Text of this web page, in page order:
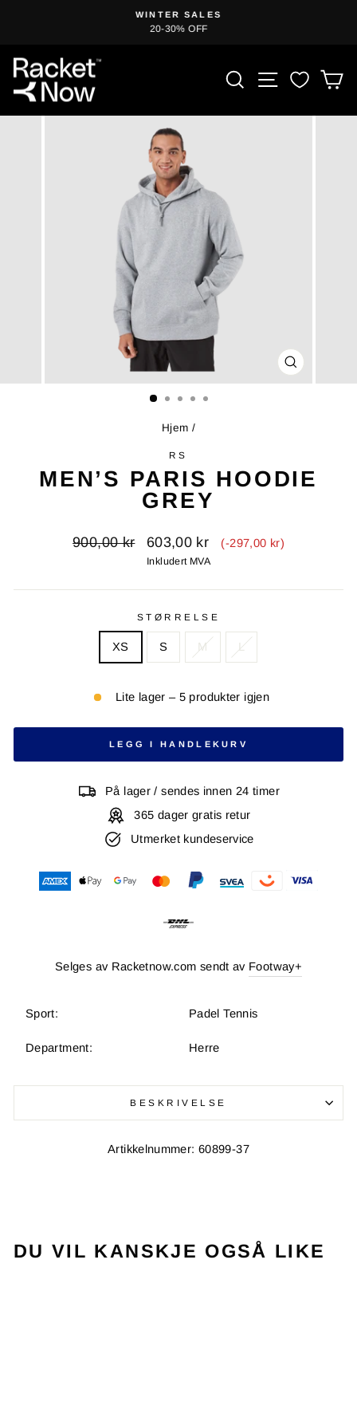
Sett
WINTER SALES
20-30% OFF
LUKK
(ESC)
Hjem /
RS
MEN’S PARIS HOODIE
GREY
Opprinnelig
900,00 kr Salgspris
603,00 kr (-297,00 kr)
Inkludert MVA
STØRRELSE
XS S M L
Lite lager – 5 produkter igjen
LEGG I HANDLEKURV
På lager / sendes innen 24 timer
365 dager gratis retur
Utmerket kundeservice
Selges av Racketnow.com sendt av Footway+
Sport: Padel Tennis
Department: Herre
BESKRIVELSE
Artikkelnummer: 60899-37
DU VIL KANSKJE OGSÅ LIKE